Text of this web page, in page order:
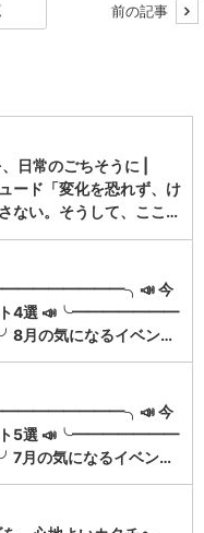
前の記事
日常のごちそうに |
ード「変化を恐れず、け
ない。そうして、ここ…
今
ント4選 📣╰━━━━━━━
の気になるイベン…
今
ント5選 📣╰━━━━━━━
の気になるイベン…